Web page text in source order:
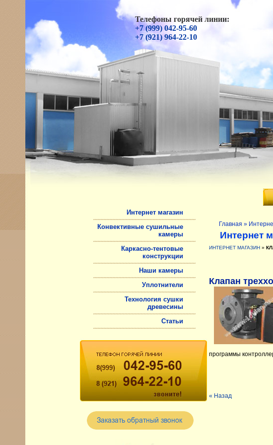
Телефоны горячей линии:
+7 (999) 042-95-60
+7 (921) 964-22-10
Интернет магазин
Конвективные сушильные
камеры
Каркасно-тентовые
конструкции
Наши камеры
Уплотнители
Технология сушки
древесины
Статьи
Главная »
Интернет
ИНТЕРНЕТ МАГАЗИН »
Клапан
программы
« Назад